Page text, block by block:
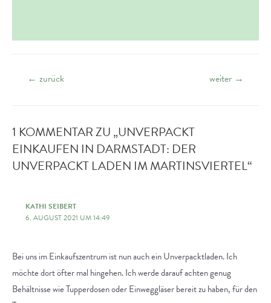
Beitrags-
← zurück weiter →
1 KOMMENTAR ZU „UNVERPACKT
EINKAUFEN IN DARMSTADT: DER
UNVERPACKT LADEN IM MARTINSVIERTEL“
KATHI SEIBERT
6. AUGUST 2021 UM 14:49
Bei uns im Einkaufszentrum ist nun auch ein Unverpacktladen. Ich
möchte dort öfter mal hingehen. Ich werde darauf achten genug
Behältnisse wie Tupperdosen oder Einweggläser bereit zu haben, für den